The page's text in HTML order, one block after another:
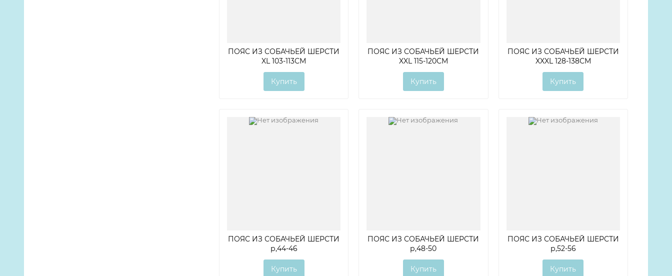
ПОЯС ИЗ СОБАЧЬЕЙ ШЕРСТИ
XL 103-113СМ
Купить
ПОЯС ИЗ СОБАЧЬЕЙ ШЕРСТИ
XXL 115-120СМ
Купить
ПОЯС ИЗ СОБАЧЬЕЙ ШЕРСТИ
XXXL 128-138СМ
Купить
ПОЯС ИЗ СОБАЧЬЕЙ ШЕРСТИ
р,44-46
Купить
ПОЯС ИЗ СОБАЧЬЕЙ ШЕРСТИ
р,48-50
Купить
ПОЯС ИЗ СОБАЧЬЕЙ ШЕРСТИ
р,52-56
Купить